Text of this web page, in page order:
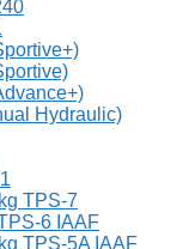
Hydraulic)
TPS-7
6 IAAF
TPS-5A IAAF